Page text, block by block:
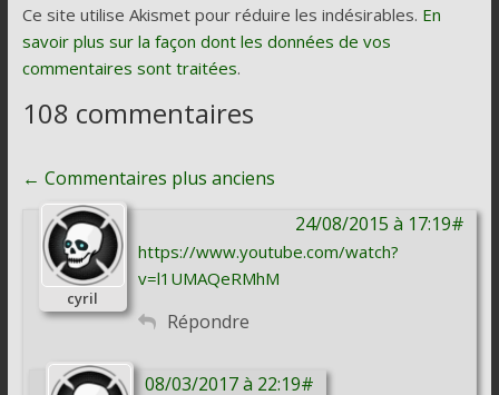
Ce site utilise Akismet pour réduire les indésirables. En
savoir plus sur la façon dont les données de vos
commentaires sont traitées.
108 commentaires
Navigation
de
commentaire
← Commentaires plus anciens
24/08/2015 à 17:19#
cyril
https://www.youtube.com/watch?
v=l1UMAQeRMhM
Répondre
08/03/2017 à 22:19#